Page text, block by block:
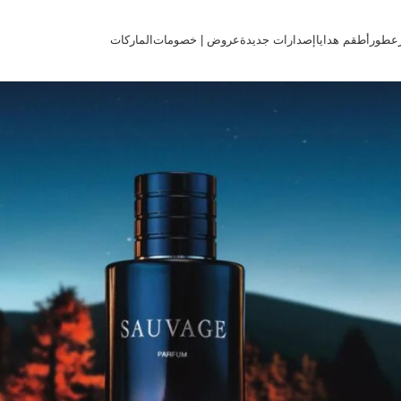
عطور أطقم هدايا إصدارات جديدةعروض | خصومات الماركات